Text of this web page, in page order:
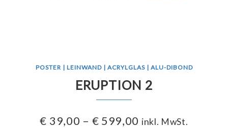
POSTER | LEINWAND | ACRYLGLAS | ALU-DIBOND
ERUPTION 2
€ 39,00 – € 599,00 inkl. MwSt.